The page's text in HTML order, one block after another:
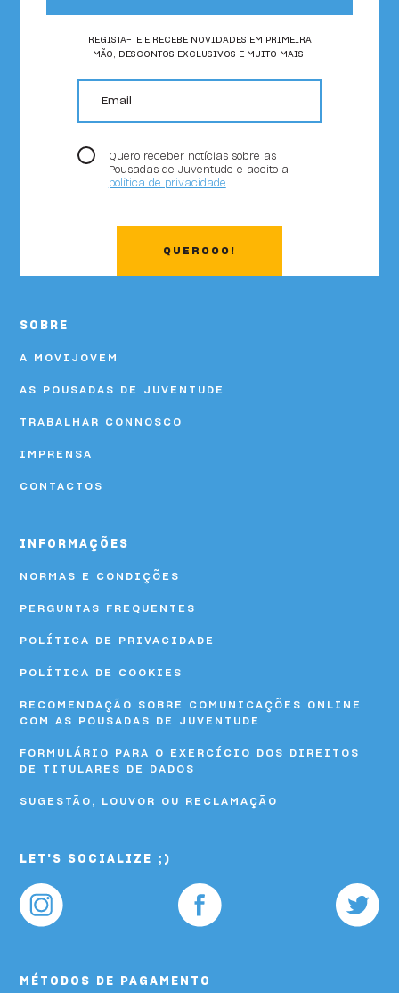
REGISTA-TE E RECEBE NOVIDADES EM PRIMEIRA
MÃO, DESCONTOS EXCLUSIVOS E MUITO MAIS.
email
Quero receber notícias sobre as
Pousadas de Juventude e aceito a
política de privacidade
QUEROOO!
SOBRE
A MOVIJOVEM
AS POUSADAS DE JUVENTUDE
TRABALHAR CONNOSCO
IMPRENSA
CONTACTOS
INFORMAÇÕES
NORMAS E CONDIÇÕES
PERGUNTAS FREQUENTES
POLÍTICA DE PRIVACIDADE
POLÍTICA DE COOKIES
RECOMENDAÇÃO SOBRE COMUNICAÇÕES ONLINE
COM AS POUSADAS DE JUVENTUDE
FORMULÁRIO PARA O EXERCÍCIO DOS DIREITOS
DE TITULARES DE DADOS
SUGESTÃO, LOUVOR OU RECLAMAÇÃO
LET'S SOCIALIZE ;)
MÉTODOS DE PAGAMENTO